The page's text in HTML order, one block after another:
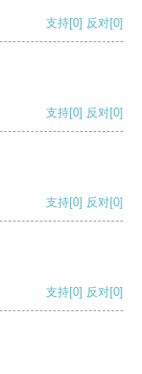
支持[0] 反对[0]
支持[0] 反对[0]
支持[0] 反对[0]
支持[0] 反对[0]